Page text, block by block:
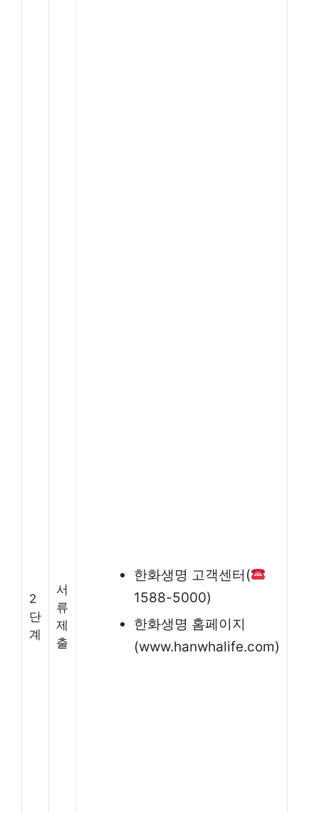
2
단
계
서
류
제
출
한화생명 고객센터(
1588-5000)
한화생명 홈페이지
(www.hanwhalife.com)